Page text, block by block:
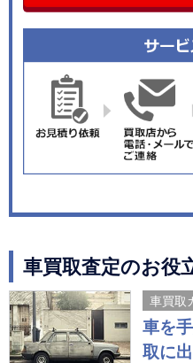
車買取査定のお役
車買取
車を
取に